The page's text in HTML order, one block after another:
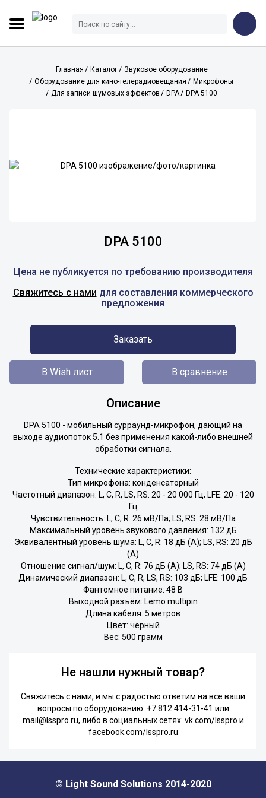
Главная Каталог
Звуковое оборудование
Оборудование для кино-телерадиовещания
Микрофоны
Для записи шумовых эффектов
DPA DPA 5100
DPA 5100
Цена не публикуется по требованию производителя
Свяжитесь с нами для составления коммерческого
предложения
Заказать
В Wish лист В сравнение
Описание
DPA 5100 - мобильный сурраунд-микрофон, дающий на
выходе аудиопоток 5.1 без применения какой-либо внешней
обработки сигнала.
Технические характеристики:
Тип микрофона: конденсаторный
Частотный диапазон: L, C, R, LS, RS: 20 - 20 000 Гц; LFE: 20 - 120
Гц
Чувствительность: L, C, R: 26 мВ/Па; LS, RS: 28 мВ/Па
Максимальный уровень звукового давления: 132 дБ
Эквивалентный уровень шума: L, C, R: 18 дБ (А); LS, RS: 20 дБ
(А)
Отношение сигнал/шум: L, C, R: 76 дБ (А); LS, RS: 74 дБ (А)
Динамический диапазон: L, C, R, LS, RS: 103 дБ; LFE: 100 дБ
Фантомное питание: 48 В
Выходной разъём: Lemo multipin
Длина кабеля: 5 метров
Цвет: чёрный
Вес: 500 грамм
Не нашли нужный товар?
Свяжитесь с нами, и мы с радостью ответим на все ваши
вопросы по оборудованию: +7 812 414-31-41 или
mail@lsspro.ru, либо в социальных сетях: vk.com/lsspro и
facebook.com/lsspro.ru
© Light Sound Solutions 2014-2020